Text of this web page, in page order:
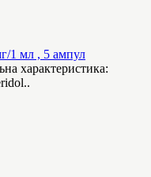
1 мл , 5 ампул
характеристика: